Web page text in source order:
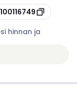
100116749
hinnan ja